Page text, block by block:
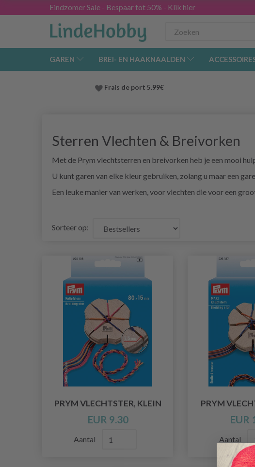
Eindzomer Sale - Bespaar tot 50% - Klik hier
GAREN BREI- EN HAAKNAALDEN
Frais de port 5.99€
Sterren Vlechten & Breivorken
Met de Prym vlechtsterren en breivorken heb je een mooi
U kunt garen van elke kleur gebruiken, zolang u maar een
Een leuke manier van werken, voor vlechten die voor een
Sorteer op:
PRYM VLECHTSTER, KLEIN
EUR 9.30
Aantal
PRYM
EUR
Aantal